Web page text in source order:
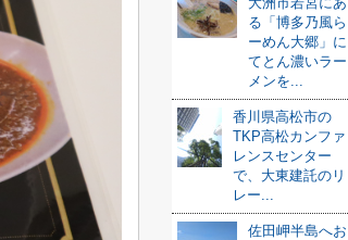
る「博多乃風ら
ーめん大郷」に
てとん濃いラー
メンを...
香川県高松市の
TKP高松カンファ
レンスセンター
で、大東建託のリ
レー...
佐田岬半島へお